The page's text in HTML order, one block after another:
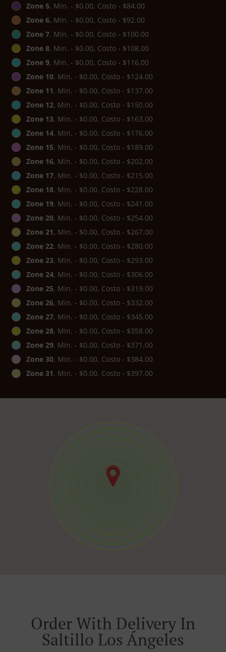
Zone 5, Min. - $0.00, Costo - $84.00
Zone 6, Min. - $0.00, Costo - $92.00
Zone 7, Min. - $0.00, Costo - $100.00
Zone 8, Min. - $0.00, Costo - $108.00
Zone 9, Min. - $0.00, Costo - $116.00
Zone 10, Min. - $0.00, Costo - $124.00
Zone 11, Min. - $0.00, Costo - $137.00
Zone 12, Min. - $0.00, Costo - $150.00
Zone 13, Min. - $0.00, Costo - $163.00
Zone 14, Min. - $0.00, Costo - $176.00
Zone 15, Min. - $0.00, Costo - $189.00
Zone 16, Min. - $0.00, Costo - $202.00
Zone 17, Min. - $0.00, Costo - $215.00
Zone 18, Min. - $0.00, Costo - $228.00
Zone 19, Min. - $0.00, Costo - $241.00
Zone 20, Min. - $0.00, Costo - $254.00
Zone 21, Min. - $0.00, Costo - $267.00
Zone 22, Min. - $0.00, Costo - $280.00
Zone 23, Min. - $0.00, Costo - $293.00
Zone 24, Min. - $0.00, Costo - $306.00
Zone 25, Min. - $0.00, Costo - $319.00
Zone 26, Min. - $0.00, Costo - $332.00
Zone 27, Min. - $0.00, Costo - $345.00
Zone 28, Min. - $0.00, Costo - $358.00
Zone 29, Min. - $0.00, Costo - $371.00
Zone 30, Min. - $0.00, Costo - $384.00
Zone 31, Min. - $0.00, Costo - $397.00
Order With Delivery In
Saltillo Los Ángeles